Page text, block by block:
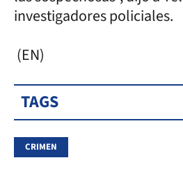
investigadores policiales.
(EN)
TAGS
CRIMEN